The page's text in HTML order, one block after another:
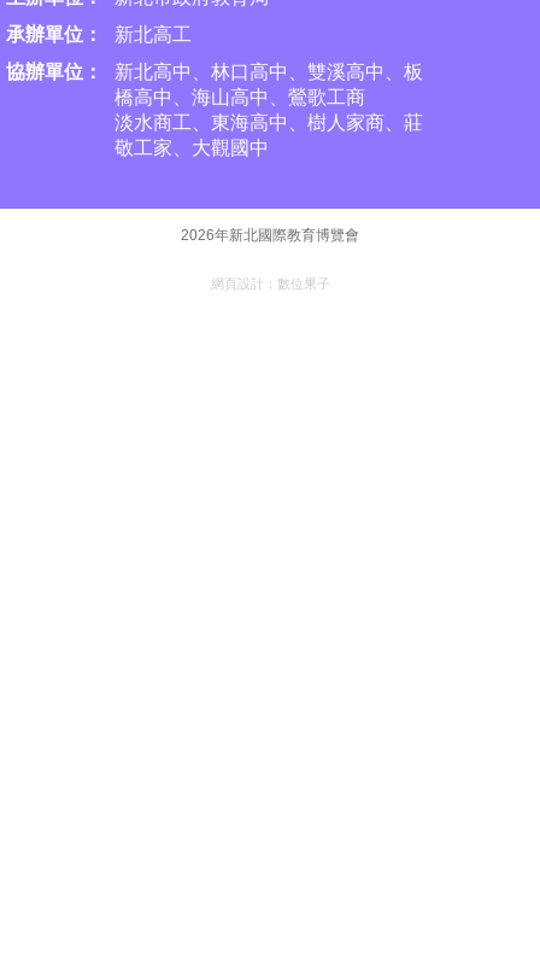
承辦單位：
新北高工
協辦單位：
新北高中、林口高中、雙溪高中、板
橋高中、海山高中、 鶯歌工商
淡水商工、東海高中、樹人家商、莊
敬工家、大觀國中
2026年新北國際教育博覽會
網頁設計： 數位果子